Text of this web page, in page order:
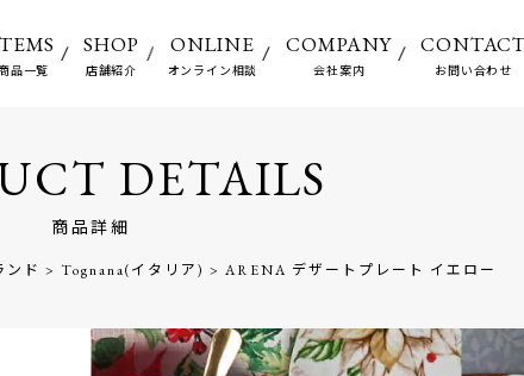
品一覧
SHOP
店舗紹介
ONLINE
オンライン相談
COMPANY
会社案内
CONTACT
お問い合わせ
DETAILS
商品詳細
ンド > Tognana(イタリア) > ARENA デザートプレート イエロー